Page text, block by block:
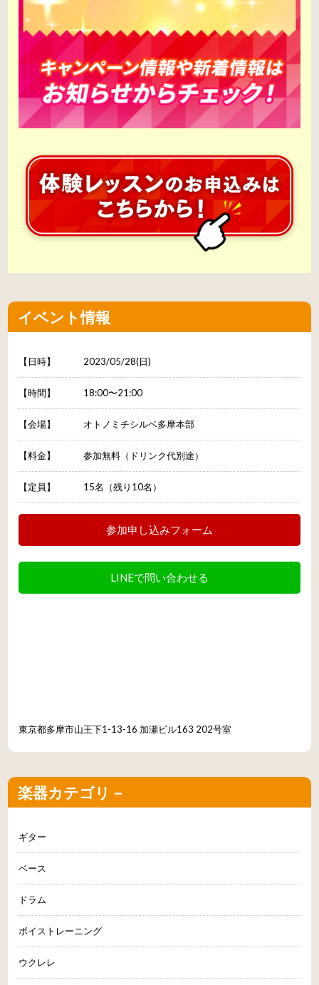
イベント情報
【日時】 2023/05/28(日)
【時間】 18:00〜21:00
【会場】 オトノミチシルベ多摩本部
【料金】 参加無料（ドリンク代別途）
【定員】 15名（残り10名）
参加申し込みフォーム
LINEで問い合わせる
東京都多摩市山王下1-13-16 加瀬ビル163 202号室
楽器カテゴリ－
ギター
ベース
ドラム
ボイストレーニング
ウクレレ